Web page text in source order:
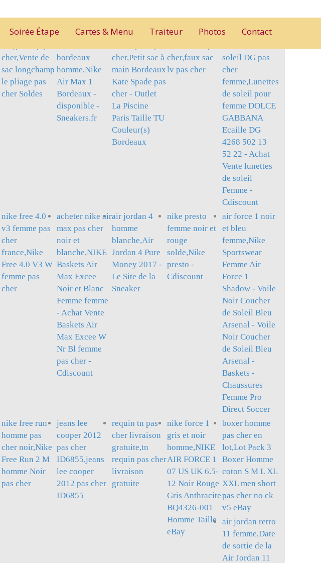
Soirée Étape Cartes & Menu Traiteur Photos Contact
cher,Vente de
sac longchamp
le pliage pas
cher Soldes
bordeaux
homme,Nike
Air Max 1
Bordeaux -
disponible -
Sneakers.fr
cher,Petit sac à
main Bordeaux
Kate Spade pas
cher - Outlet
La Piscine
Paris Taille TU
Couleur(s)
Bordeaux
cher,faux sac
lv pas cher
soleil DG pas
cher
femme,Lunettes
de soleil pour
femme DOLCE
GABBANA
Ecaille DG
4268 502 13
52 22 - Achat
Vente lunettes
de soleil
Femme -
Cdiscount
nike free 4.0
v3 femme pas
cher
france,Nike
Free 4.0 V3 W
femme pas
cher
acheter nike air
max pas cher
noir et
blanche,NIKE
Baskets Air
Max Excee
Noir et Blanc
Femme femme
- Achat Vente
Baskets Air
Max Excee W
Nr Bl femme
pas cher -
Cdiscount
air jordan 4
homme
blanche,Air
Jordan 4 Pure
Money 2017 -
Le Site de la
Sneaker
nike presto
femme noir et
rouge
solde,Nike
presto -
Cdiscount
air force 1 noir
et bleu
femme,Nike
Sportswear
Femme Air
Force 1
Shadow - Voile
Noir Coucher
de Soleil Bleu
Arsenal - Voile
Noir Coucher
de Soleil Bleu
Arsenal -
Baskets -
Chaussures
Femme Pro
Direct Soccer
nike free run
homme pas
cher noir,Nike
Free Run 2 M
homme Noir
pas cher
jeans lee
cooper 2012
pas cher
ID6855,jeans
lee cooper
2012 pas cher
ID6855
requin tn pas
cher livraison
gratuite,tn
requin pas cher
livraison
gratuite
nike force 1
gris et noir
homme,NIKE
AIR FORCE 1
07 US UK 6.5-
12 Noir Rouge
Gris Anthracite
BQ4326-001
Homme Taille
eBay
boxer homme
pas cher en
lot,Lot Pack 3
Boxer Homme
coton S M L XL
XXL men short
pas cher no ck
v5 eBay
air jordan retro
11 femme,Date
de sortie de la
Air Jordan 11